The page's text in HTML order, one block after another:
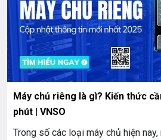
Máy chủ riêng là gì? Kiến thức
phút | VNSO
Trong số các loại máy chủ hiện